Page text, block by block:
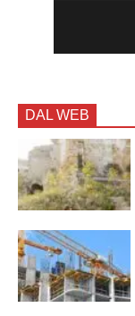
DAL WEB